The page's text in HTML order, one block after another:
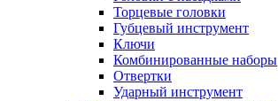
Торцевые головки
Губцевый инструмент
Ключи
Комбинированные наборы
Отвертки
Ударный инструмент